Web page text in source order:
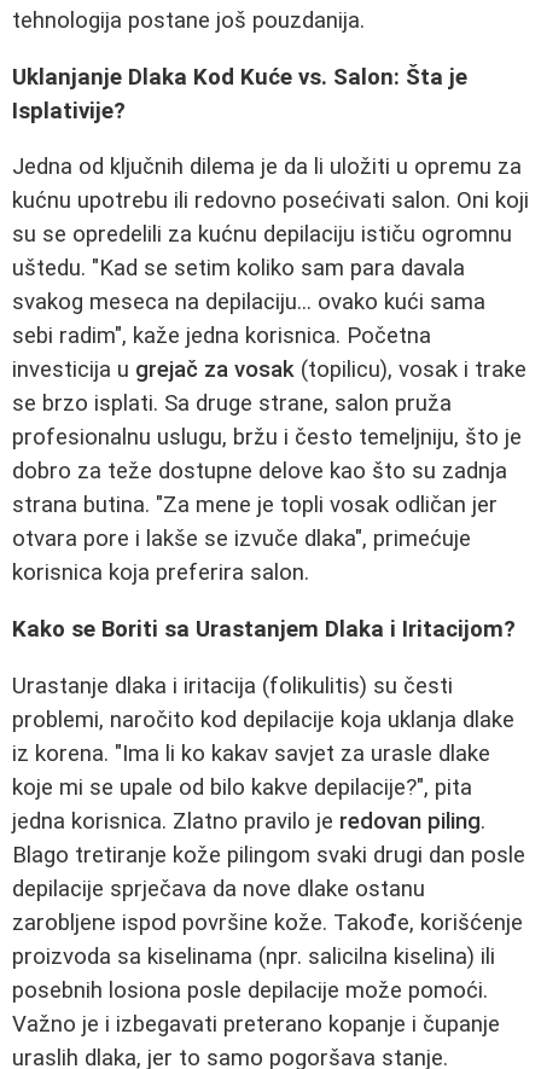
tehnologija postane još pouzdanija.
Uklanjanje Dlaka Kod Kuće vs. Salon: Šta je
Isplativije?
Jedna od ključnih dilema je da li uložiti u opremu za
kućnu upotrebu ili redovno posećivati salon. Oni koji
su se opredelili za kućnu depilaciju ističu ogromnu
uštedu. "Kad se setim koliko sam para davala
svakog meseca na depilaciju... ovako kući sama
sebi radim", kaže jedna korisnica. Početna
investicija u grejač za vosak (topilicu), vosak i trake
se brzo isplati. Sa druge strane, salon pruža
profesionalnu uslugu, bržu i često temeljniju, što je
dobro za teže dostupne delove kao što su zadnja
strana butina. "Za mene je topli vosak odličan jer
otvara pore i lakše se izvuče dlaka", primećuje
korisnica koja preferira salon.
Kako se Boriti sa Urastanjem Dlaka i Iritacijom?
Urastanje dlaka i iritacija (folikulitis) su česti
problemi, naročito kod depilacije koja uklanja dlake
iz korena. "Ima li ko kakav savjet za urasle dlake
koje mi se upale od bilo kakve depilacije?", pita
jedna korisnica. Zlatno pravilo je redovan piling.
Blago tretiranje kože pilingom svaki drugi dan posle
depilacije sprječava da nove dlake ostanu
zarobljene ispod površine kože. Takođe, korišćenje
proizvoda sa kiselinama (npr. salicilna kiselina) ili
posebnih losiona posle depilacije može pomoći.
Važno je i izbegavati preterano kopanje i čupanje
uraslih dlaka, jer to samo pogoršava stanje.